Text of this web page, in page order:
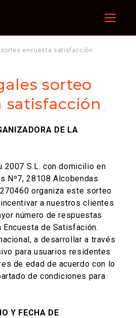
Menu
encuesta satisfacción
sorteo
satisfacción
DE LA
2007 S.L. con domicilio en
Nº7, 28108 Alcobendas
organiza este sorteo
a nuestros clientes
número de respuestas
de Satisfación.
a desarrollar a través
para usuarios residentes
de edad de acuerdo con lo
de condiciones para
Y FECHA DE